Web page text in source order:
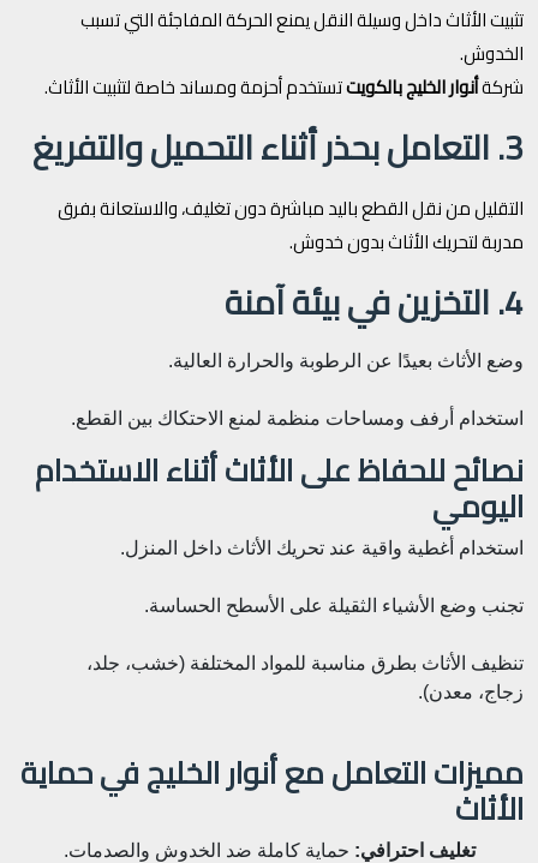
تثبيت الأثاث داخل وسيلة النقل يمنع الحركة المفاجئة التي تسبب
الخدوش.
شركةأنوار الخليج بالكويتتستخدم أحزمة ومساند خاصة لتثبيت الأثاث.
3. التعامل بحذر أثناء التحميل والتفريغ
التقليل من نقل القطع باليد مباشرة دون تغليف، والاستعانة بفرق
مدربة لتحريك الأثاث بدون خدوش.
4. التخزين في بيئة آمنة
وضع الأثاث بعيدًا عن الرطوبة والحرارة العالية.
استخدام أرفف ومساحات منظمة لمنع الاحتكاك بين القطع.
نصائح للحفاظ على الأثاث أثناء الاستخدام
اليومي
استخدام أغطية واقية عند تحريك الأثاث داخل المنزل.
تجنب وضع الأشياء الثقيلة على الأسطح الحساسة.
تنظيف الأثاث بطرق مناسبة للمواد المختلفة (خشب، جلد،
زجاج، معدن).
مميزات التعامل مع أنوار الخليج في حماية
الأثاث
تغليف احترافي: حماية كاملة ضد الخدوش والصدمات.